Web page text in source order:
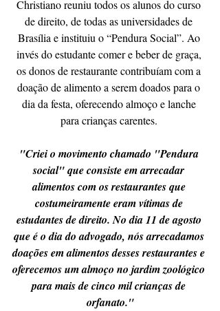
Christiano reuniu todos os alunos do curso
de direito, de todas as universidades de
Brasília e instituiu o “Pendura Social”. Ao
invés do estudante comer e beber de graça,
os donos de restaurante contribuíam com a
doação de alimento a serem doados para o
dia da festa, oferecendo almoço e lanche
para crianças carentes.
"Criei o movimento chamado "Pendura
social" que consiste em arrecadar
alimentos com os restaurantes que
costumeiramente eram vítimas de
estudantes de direito. No dia 11 de agosto
que é o dia do advogado, nós arrecadamos
doações em alimentos desses restaurantes e
oferecemos um almoço no jardim zoológico
para mais de cinco mil crianças de
orfanato."